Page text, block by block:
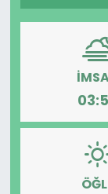
Gizlilik
İletişim